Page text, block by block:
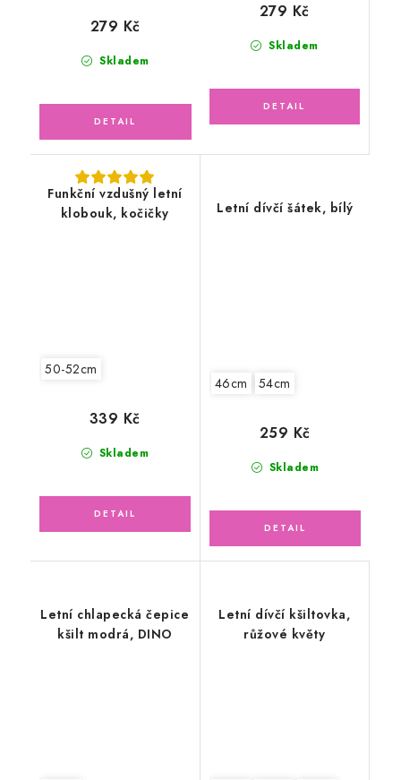
Skladem
279 Kč
Skladem
279 Kč
Funkční vzdušný letní
klobouk, kočičky
50-52cm
Skladem
339 Kč
Letní dívčí šátek, bílý
46cm 54cm
Skladem
259 Kč
Letní chlapecká čepice
kšilt modrá, DINO
Letní dívčí kšiltovka,
růžové květy